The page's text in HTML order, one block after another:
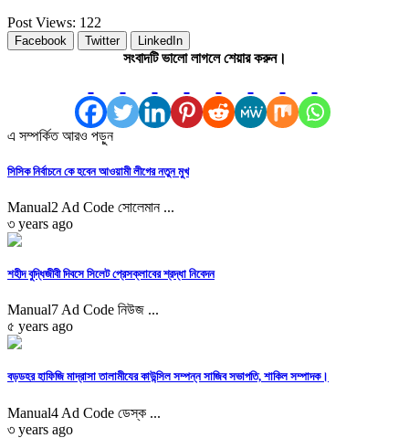
Post Views: 122
Facebook Twitter LinkedIn
সংবাদটি ভালো লাগলে শেয়ার করুন।
এ সম্পর্কিত আরও পড়ুন
সিসিক নির্বাচনে কে হবেন আওয়ামী লীগের নতুন মুখ
Manual2 Ad Code সোলেমান ...
৩ years ago
শহীদ বুদ্ধিজীবী দিবসে সিলেট প্রেসক্লাবের শ্রদ্ধা নিবেদন
Manual7 Ad Code নিউজ ...
৫ years ago
বড়ডহর হাফিজি মাদ্রাসা তালামীযের কাউন্সিল সম্পন্ন সাজিব সভাপতি, শাকিল সম্পাদক।
Manual4 Ad Code ডেস্ক ...
৩ years ago